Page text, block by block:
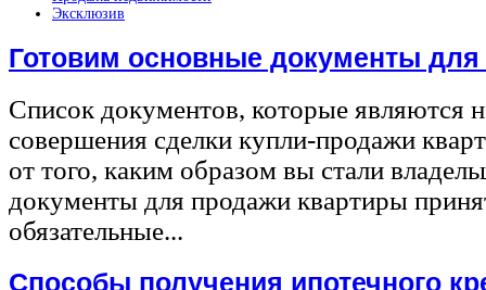
Эксклюзив
Готовим основные документы
Список документов, которые являются
совершения сделки купли-продажи
от того, каким образом вы стали
документы для продажи квартиры
обязательные...
Способы получения ипотечного